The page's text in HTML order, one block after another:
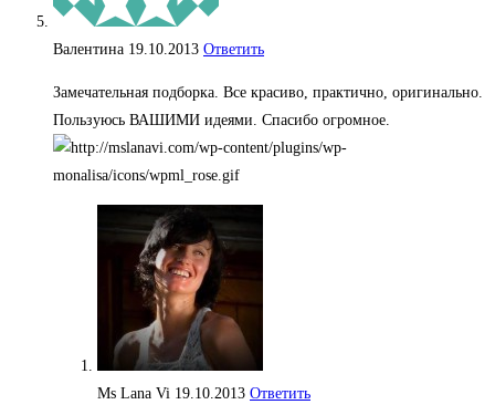
Валентина 19.10.2013 Ответить
Замечательная подборка. Все красиво, практично, оригинально.
Пользуюсь ВАШИМИ идеями. Спасибо огромное.
Ms Lana Vi 19.10.2013 Ответить